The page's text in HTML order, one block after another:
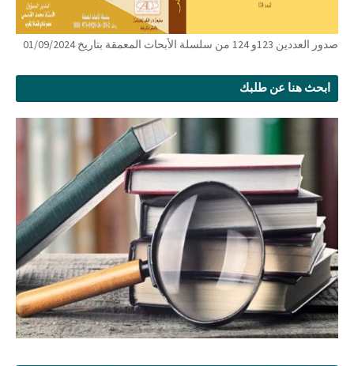
صدور العددين 123و 124 من سلسلة الأبحاث المعمقة بتاريخ 01/09/2024
ابحث هنا عن طلبك